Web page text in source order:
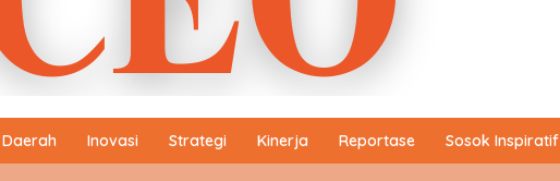
Daerah Inovasi Strategi Kinerja Reportase Sosok Inspiratif